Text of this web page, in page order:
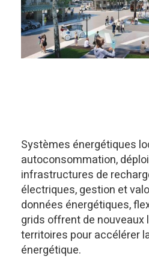
Systèmes énergétiques
autoconsommation,
infrastructures de
électriques, gestion et
données énergétiques,
grids offrent de nouveaux
territoires pour accélérer
énergétique.